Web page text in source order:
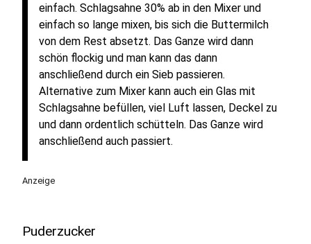
einfach. Schlagsahne 30% ab in den Mixer und
einfach so lange mixen, bis sich die Buttermilch
von dem Rest absetzt. Das Ganze wird dann
schön flockig und man kann das dann
anschließend durch ein Sieb passieren.
Alternative zum Mixer kann auch ein Glas mit
Schlagsahne befüllen, viel Luft lassen, Deckel zu
und dann ordentlich schütteln. Das Ganze wird
anschließend auch passiert.
Anzeige
Puderzucker